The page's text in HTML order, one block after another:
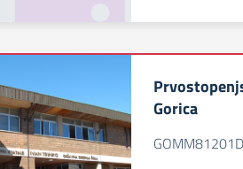
Gorica
GOMM81201D